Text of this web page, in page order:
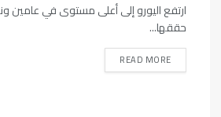
حققها...
READ MORE